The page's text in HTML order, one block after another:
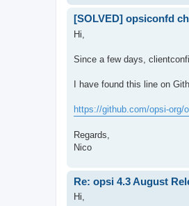
[SOLVED] opsiconfd
Hi,
Since a few days,
I have found this line on
https://github.com/opsi-org/
Regards,
Nico
Re: opsi 4.3 August
Hi,